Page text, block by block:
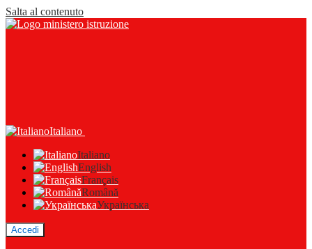
Salta al contenuto
Italiano
Italiano
English
Français
Română
Українська
Accedi